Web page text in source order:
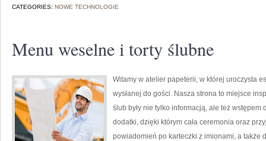
CATEGORIES: NOWE TECHNOLOGIE
Menu weselne i torty ślubne
Witamy w atelier papeterii, w której uroczysta
wysłanej do gości. Nasza strona to miejsce
ślub były nie tylko informacją, ale też
dodatki, dzięki którym cała ceremonia oraz
powiadomień po karteczki z imionami, a także